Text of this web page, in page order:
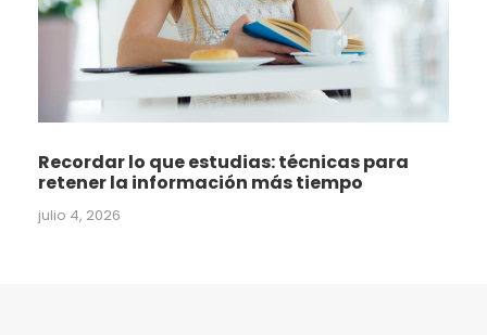
Recordar lo que estudias: técnicas para
retener la información más tiempo
julio 4, 2026